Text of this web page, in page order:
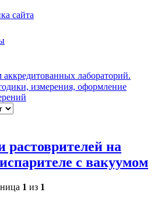
сайта
лабораторий.
измерения, оформление
растоврителей на
с вакуумом
1 из 1